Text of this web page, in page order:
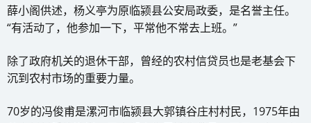
薛小阁供述，杨义亭为原临颍县公安局政委，是名誉主任。
“有活动了，他参加一下，平常他不常去上班。”
除了政府机关的退休干部，曾经的农村信贷员也是老基会下
沉到农村市场的重要力量。
70岁的冯俊甫是漯河市临颍县大郭镇谷庄村村民，1975年由